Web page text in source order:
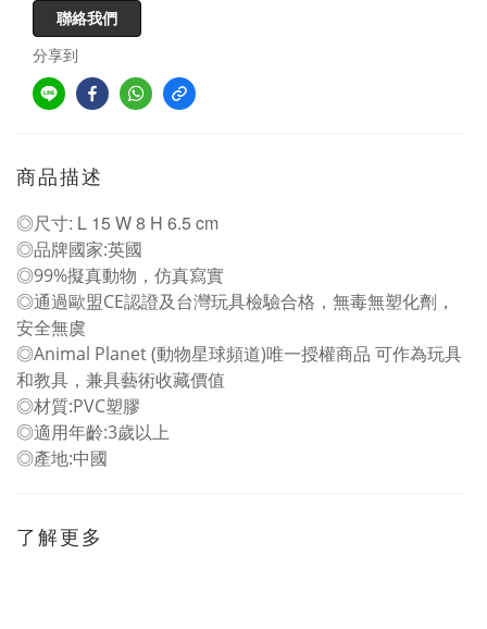
聯絡我們
分享到
商品描述
◎尺寸: L 15 W 8 H 6.5 cm
◎品牌國家:英國
◎99%擬真動物，仿真寫實
◎通過歐盟CE認證及台灣玩具檢驗合格，無毒無塑化劑，
安全無虞
◎Animal Planet (動物星球頻道)唯一授權商品 可作為玩具
和教具，兼具藝術收藏價值
◎材質:PVC塑膠
◎適用年齡:3歲以上
◎產地:中國
了解更多